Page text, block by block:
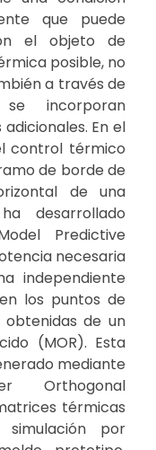
que puede
el objeto de
posible, no
a través de
incorporan
En el
control térmico
de borde de
de una
desarrollado
Predictive
necesaria
independiente
los puntos de
de un
(MOR). Esta
mediante
Orthogonal
térmicas
por